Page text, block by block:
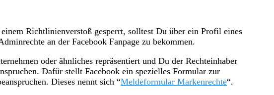
Richtlinienverstoß gesperrt, solltest Du über ein Profil eines
an der Facebook Fanpage zu bekommen.
oder ähnliches repräsentiert und Du der Rechteinhaber
Dafür stellt Facebook ein spezielles Formular zur
Dieses nennt sich “Meldeformular Markenrechte“.